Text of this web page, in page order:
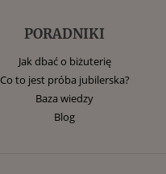
PORADNIKI
Jak dbać o biżuterię
Co to jest próba jubilerska?
Baza wiedzy
Blog